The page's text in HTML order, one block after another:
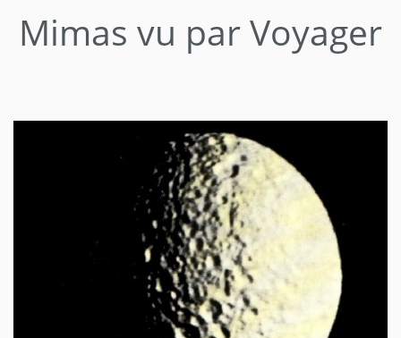
Mimas vu par Voyager